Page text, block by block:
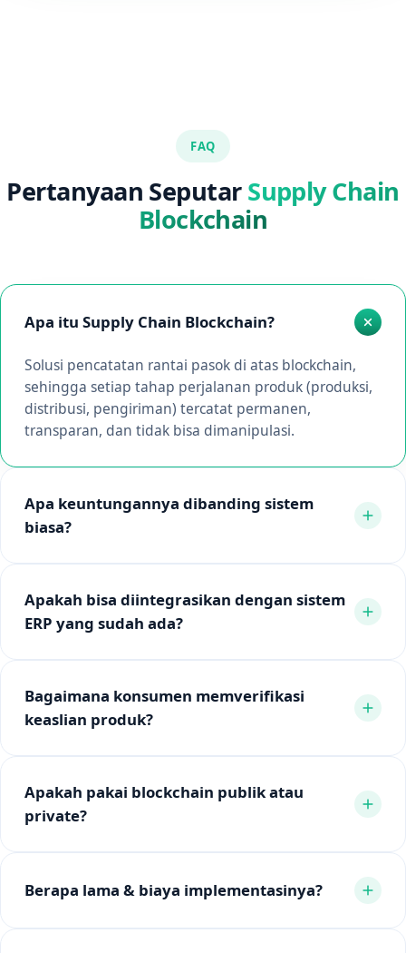
FAQ
Pertanyaan SeputarSupply Chain
Blockchain
Apa itu Supply Chain Blockchain?
Solusi pencatatan rantai pasok di atas blockchain,
sehingga setiap tahap perjalanan produk (produksi,
distribusi, pengiriman) tercatat permanen,
transparan, dan tidak bisa dimanipulasi.
Apa keuntungannya dibanding sistem
biasa?
Apakah bisa diintegrasikan dengan sistem
ERP yang sudah ada?
Bagaimana konsumen memverifikasi
keaslian produk?
Apakah pakai blockchain publik atau
private?
Berapa lama & biaya implementasinya?